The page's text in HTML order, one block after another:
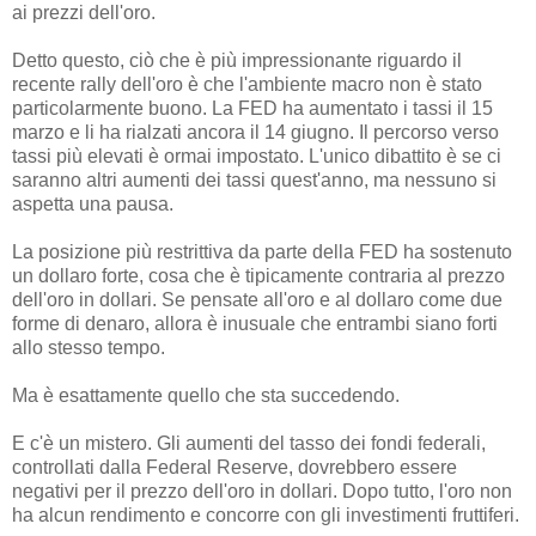
ai prezzi dell'oro.
Detto questo, ciò che è più impressionante riguardo il
recente rally dell'oro è che l'ambiente macro non è stato
particolarmente buono. La FED ha aumentato i tassi il 15
marzo e li ha rialzati ancora il 14 giugno. Il percorso verso
tassi più elevati è ormai impostato. L'unico dibattito è se ci
saranno altri aumenti dei tassi quest'anno, ma nessuno si
aspetta una pausa.
La posizione più restrittiva da parte della FED ha sostenuto
un dollaro forte, cosa che è tipicamente contraria al prezzo
dell'oro in dollari. Se pensate all'oro e al dollaro come due
forme di denaro, allora è inusuale che entrambi siano forti
allo stesso tempo.
Ma è esattamente quello che sta succedendo.
E c'è un mistero. Gli aumenti del tasso dei fondi federali,
controllati dalla Federal Reserve, dovrebbero essere
negativi per il prezzo dell'oro in dollari. Dopo tutto, l'oro non
ha alcun rendimento e concorre con gli investimenti fruttiferi.